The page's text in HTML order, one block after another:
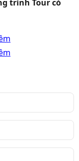
trình Tour có